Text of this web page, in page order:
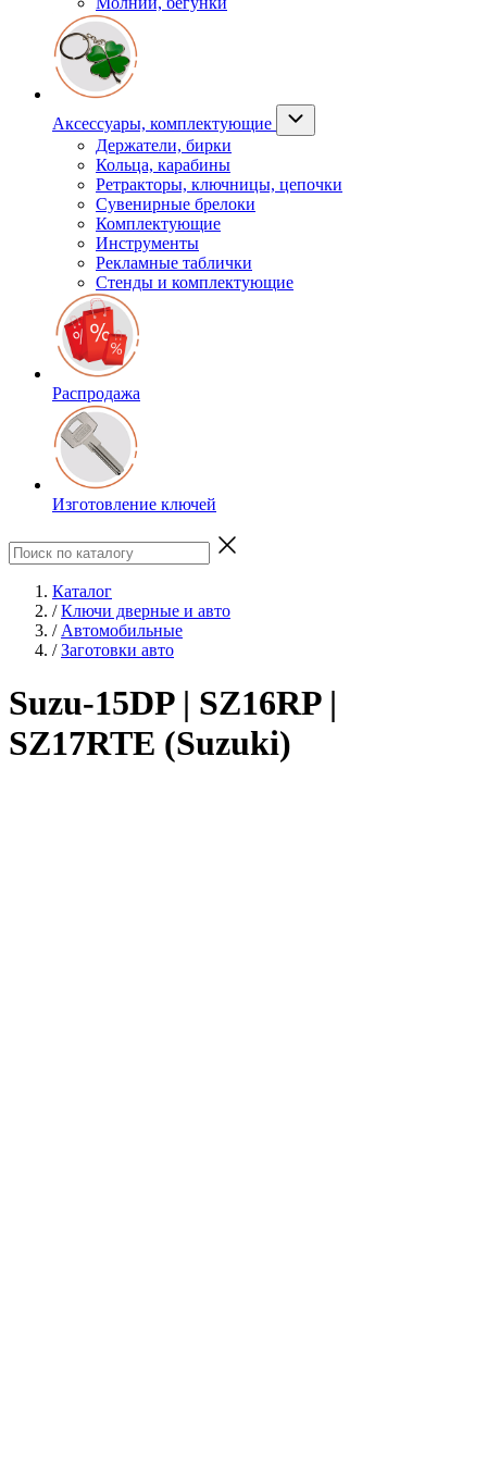
Аксессуары, комплектующие
Держатели, бирки
Кольца, карабины
Ретракторы, ключницы, цепочки
Сувенирные брелоки
Комплектующие
Инструменты
Рекламные таблички
Стенды и комплектующие
Распродажа
Изготовление ключей
Каталог
/ Ключи дверные и авто
/ Автомобильные
/ Заготовки авто
Suzu-15DP | SZ16RP |
SZ17RTE (Suzuki)